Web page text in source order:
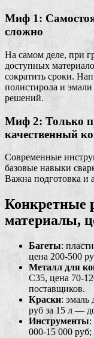
Миф 1:
сложно
На самом деле, при
доступных
сократить сроки.
полистирола и
решений.
Миф 2: Только
качественный
Современные
базовые навыки
Важна подготовка и
Конкретные
материалы,
Багеты:
цена 200-500
Металл для
С35, цена 70-
поставщиков.
Краски: эмаль
руб за 15 л —
Инструменты:
000-15 000 руб;